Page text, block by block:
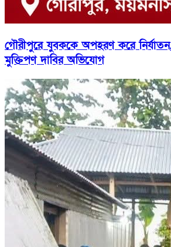
গৌরীপুরে যুবককে অপহরণ করে
মুক্তিপণ দাবির অভিযোগ